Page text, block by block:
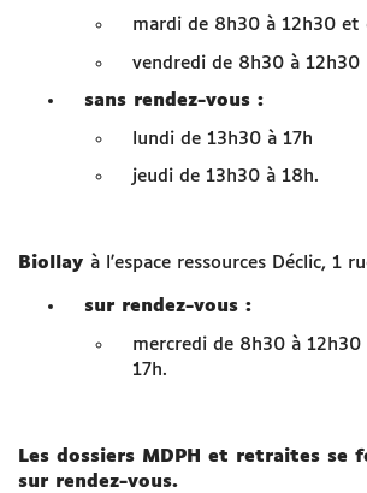
Besoin d'aide
SITES UTILES
Démarches Grand
mardi de 8h30 à 12h30 et
vendredi de 8h30 à 12h30
sans rendez-vous :
lundi de 13h30 à 17h
jeudi de 13h30 à 18h.
Biollay à l'espace ressources Déclic, 1
sur rendez-vous :
mercredi de 8h30 à
17h.
Les dossiers MDPH et retraites se
sur rendez-vous.